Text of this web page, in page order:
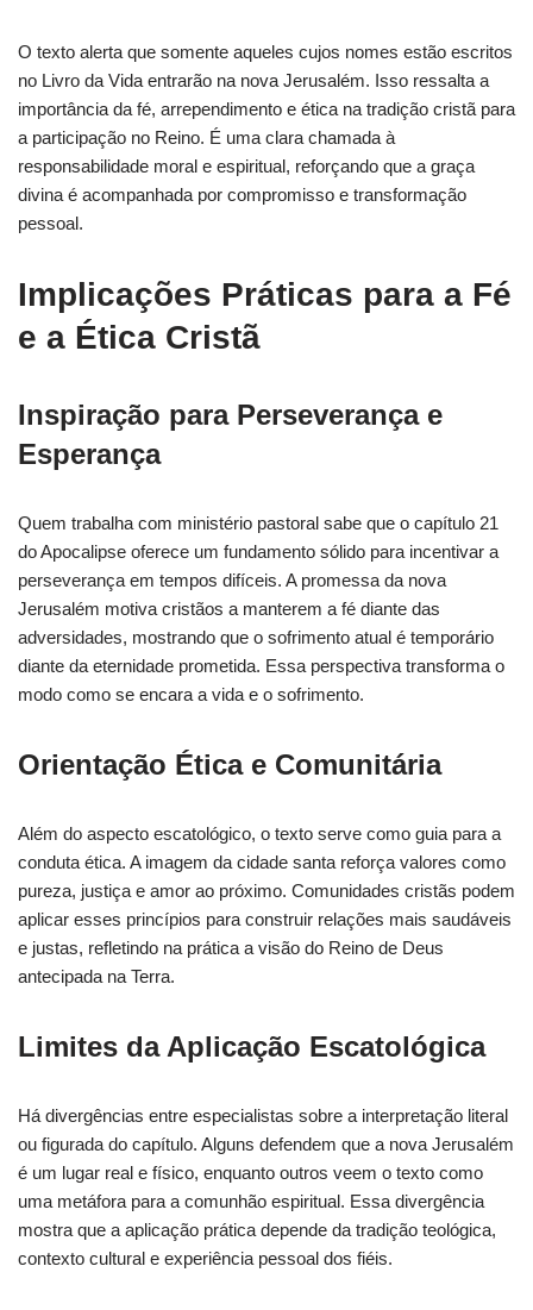
O texto alerta que somente aqueles cujos nomes estão escritos
no Livro da Vida entrarão na nova Jerusalém. Isso ressalta a
importância da fé, arrependimento e ética na tradição cristã para
a participação no Reino. É uma clara chamada à
responsabilidade moral e espiritual, reforçando que a graça
divina é acompanhada por compromisso e transformação
pessoal.
Implicações Práticas para a Fé
e a Ética Cristã
Inspiração para Perseverança e
Esperança
Quem trabalha com ministério pastoral sabe que o capítulo 21
do Apocalipse oferece um fundamento sólido para incentivar a
perseverança em tempos difíceis. A promessa da nova
Jerusalém motiva cristãos a manterem a fé diante das
adversidades, mostrando que o sofrimento atual é temporário
diante da eternidade prometida. Essa perspectiva transforma o
modo como se encara a vida e o sofrimento.
Orientação Ética e Comunitária
Além do aspecto escatológico, o texto serve como guia para a
conduta ética. A imagem da cidade santa reforça valores como
pureza, justiça e amor ao próximo. Comunidades cristãs podem
aplicar esses princípios para construir relações mais saudáveis
e justas, refletindo na prática a visão do Reino de Deus
antecipada na Terra.
Limites da Aplicação Escatológica
Há divergências entre especialistas sobre a interpretação literal
ou figurada do capítulo. Alguns defendem que a nova Jerusalém
é um lugar real e físico, enquanto outros veem o texto como
uma metáfora para a comunhão espiritual. Essa divergência
mostra que a aplicação prática depende da tradição teológica,
contexto cultural e experiência pessoal dos fiéis.